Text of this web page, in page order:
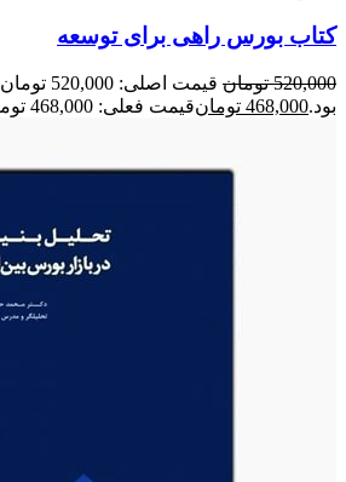
کتاب بورس راهی برای توسعه
520,000 تومان
قیمت اصلی: 520,000 تومان
بود.468,000 تومانقیمت فعلی: 468,000 تومان.